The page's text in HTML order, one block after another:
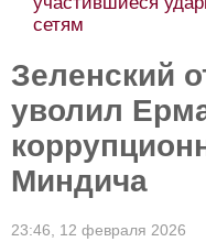
сетям
Зеленский
уволил
Миндича
23:46, 12 февраля 2026